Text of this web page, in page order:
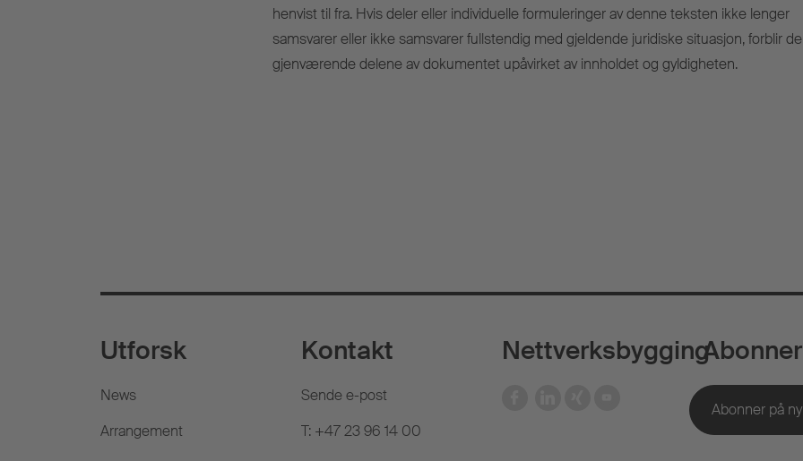
henvist til fra. Hvis deler eller individuelle formuleringer av denne teksten ikke lenger
samsvarer eller ikke samsvarer fullstendig med gjeldende juridiske situasjon, forblir de
gjenværende delene av dokumentet upåvirket av innholdet og gyldigheten.
Utforsk
News
Arrangement
Kontakt
Sende e-post
T: +47 23 96 14 00
NettverksbyggingAbonner